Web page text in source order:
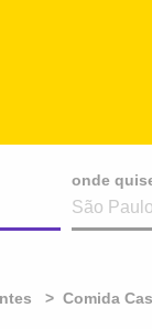
onde
Comida